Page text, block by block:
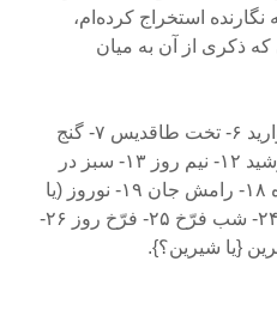
استخراج کرده‌ام،
ذکری از آن به میان
۱- نوش ۲- گنج باد آورد ۳- گنج گاو ۴- گنج سوخته ۵- شادروان‌ مروارید ۶- تخت طاقدیس ۷- گنج
گاو ۸- گنج سوخته ۹- ماه بر کوهان ۱۰- مشگ دانه ۱۱- آرایش خورشید ۱۲- نیم روز ۱۳- سبز در
سبز ۱۴- قفل رومی ۱۵- سروستان ۱۶- سرو سهی ۱۷- نوشین باده ۱۸- رامش جان ۱۹- نوروز (یا
ساز نوروز) ۲۰- مشگویه ۲۱- مهرگانی ۲۲- مروای نیک ۲۳- شبدیز ۲۴- شب فرّخ ۲۵- فرّخ روز ۲۶-